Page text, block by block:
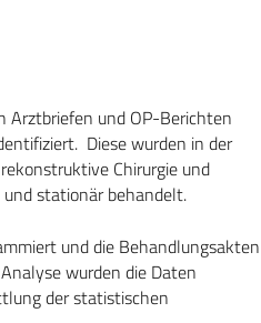
Arztbriefen und OP-Berichten
Diese wurden in der
Chirurgie und
stationär behandelt.
und die Behandlungsakten
wurden die Daten
der statistischen